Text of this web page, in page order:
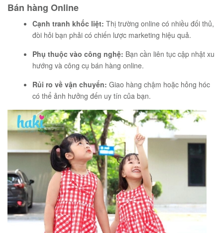
Bán hàng Online
Cạnh tranh khốc liệt: Thị trường online có nhiều đối thủ,
đòi hỏi bạn phải có chiến lược marketing hiệu quả.
Phụ thuộc vào công nghệ: Bạn cần liên tục cập nhật xu
hướng và công cụ bán hàng online.
Rủi ro về vận chuyển: Giao hàng chậm hoặc hỏng hóc
có thể ảnh hưởng đến uy tín của bạn.